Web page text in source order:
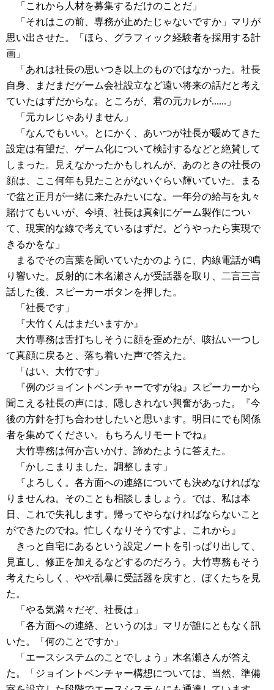
「これから人材を募集するだけのことだ」
「それはこの前、専務が止めたじゃないですか」マリが
思い出させた。「ほら、グラフィック経験者を採用する計
画」
「あれは社長の思いつき以上のものではなかった。社長
自身、まだまだゲーム会社設立など遠い将来の話だと考え
ていたはずだからな。ところが、君の元カレが......」
「元カレじゃありません」
「なんでもいい。とにかく、あいつが社長が暖めてきた
設定は有望だ、ゲーム化について検討するなどと絶賛して
しまった。見えなかったかもしれんが、あのときの社長の
顔は、ここ何年も見たことがないぐらい輝いていた。まる
で盆と正月が一緒に来たみたいにな。一年分の給与を丸々
賭けてもいいが、今頃、社長は真剣にゲーム製作につい
て、現実的な線で考えているはずだ。どうやったら実現で
きるかをな」
まるでその言葉を聞いていたかのように、内線電話が鳴
り響いた。反射的に木名瀬さんが受話器を取り、二言三言
話した後、スピーカーボタンを押した。
「社長です」
『大竹くんはまだいますか』
大竹専務は舌打ちしそうに顔を歪めたが、咳払い一つし
て真顔に戻ると、落ち着いた声で答えた。
「はい、大竹です」
『例のジョイントベンチャーですがね』スピーカーから
聞こえる社長の声には、隠しきれない興奮があった。『今
後の方針を打ち合わせしたいと思います。明日にでも関係
者を集めてください。もちろんリモートでね』
大竹専務は何か言いかけ、諦めたように答えた。
「かしこまりました。調整します」
『よろしく。各方面への連絡についても決めなければな
りませんね。そのことも相談しましょう。では、私は本
日、これで失礼します。帰ってやらなければならないこと
ができたのでね。忙しくなりそうですよ、これから』
きっと自宅にあるという設定ノートを引っぱり出して、
見直し、修正を加えるなどするのだろう。大竹専務もそう
考えたらしく、やや乱暴に受話器を戻すと、ぼくたちを見
た。
「やる気満々だぞ、社長は」
「各方面への連絡、というのは」マリが誰にともなく訊
いた。「何のことですか」
「エースシステムのことでしょう」木名瀬さんが答え
た。「ジョイントベンチャー構想については、当然、準備